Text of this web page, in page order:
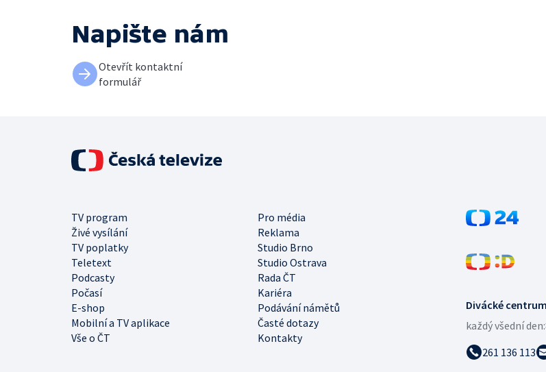
Napište nám
Otevřít kontaktní
formulář
Divácké centrum
každý všední den:
261 136 113
TV program
Pro média
Živé vysílání
Reklama
TV poplatky
Studio Brno
Teletext
Studio Ostrava
Podcasty
Rada ČT
Počasí
Kariéra
E-shop
Podávání námětů
Mobilní a TV aplikace
Časté dotazy
Vše o ČT
Kontakty